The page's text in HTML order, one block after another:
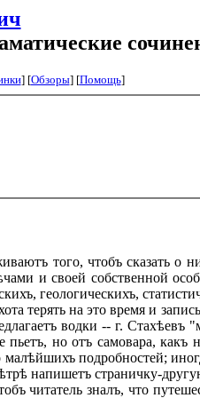
] [Обзоры] [Помощь]
того, чтобъ сказать о
и своей собственной
геологическихъ,
терять на это время и
водки -- г. Стахѣевъ
но отъ самовара, какъ
подробностей;
напишетъ страничку-
читатель зналъ, что